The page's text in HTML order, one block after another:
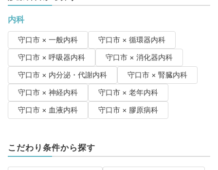
内科
守口市 × 一般内科
守口市 × 循環器内科
守口市 × 呼吸器内科
守口市 × 消化器内科
守口市 × 内分泌・代謝内科
守口市 × 腎臓内科
守口市 × 神経内科
守口市 × 老年内科
守口市 × 血液内科
守口市 × 膠原病科
こだわり条件から探す